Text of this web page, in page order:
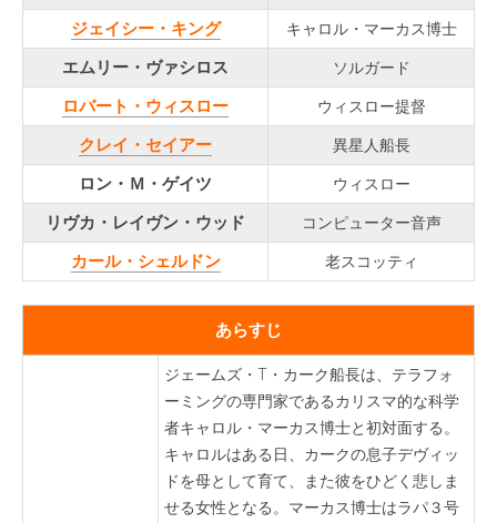
ジェイシー・キング キャロル・マーカス博士
エムリー・ヴァシロス ソルガード
ロバート・ウィスロー ウィスロー提督
クレイ・セイアー 異星人船長
ロン・Ｍ・ゲイツ ウィスロー
リヴカ・レイヴン・ウッド コンピューター音声
カール・シェルドン 老スコッティ
あらすじ
ジェームズ・T・カーク船長は、テラフォ
ーミングの専門家であるカリスマ的な科学
者キャロル・マーカス博士と初対面する。
キャロルはある日、カークの息子デヴィッ
ドを母として育て、また彼をひどく悲しま
せる女性となる。マーカス博士はラパ３号